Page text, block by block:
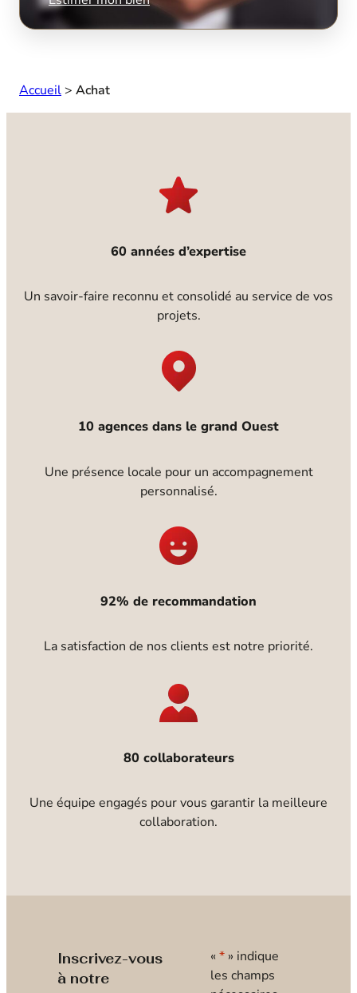
Accueil > Achat
60 années d’expertise
Un savoir-faire reconnu et consolidé au service de vos
projets.
10 agences dans le grand Ouest
Une présence locale pour un accompagnement
personnalisé.
92% de recommandation
La satisfaction de nos clients est notre priorité.
80 collaborateurs
Une équipe engagés pour vous garantir la meilleure
collaboration.
Inscrivez-vous
à notre
« * » indique
les champs